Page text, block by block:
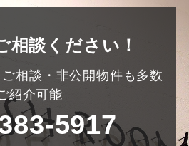
相談ください！
相談・非公開物件も多数
紹介可能
5917